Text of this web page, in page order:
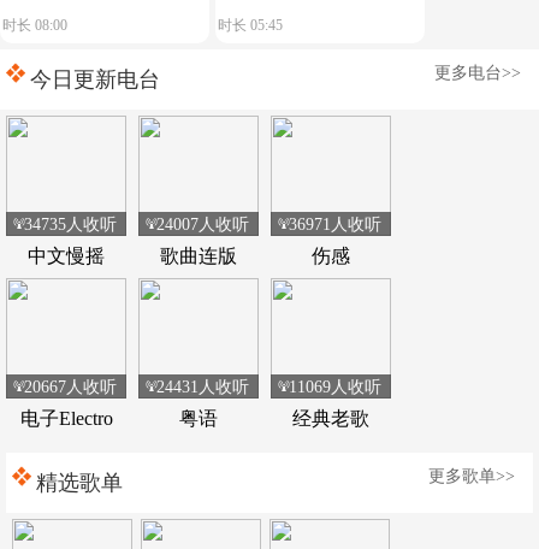
飙车载热舞嗨翻全程
时长 08:00 皮耶皮耶(DjHzai
鼓)
时长 05:45
今日更新电台 更多电台>>
中文慢摇
34735人收听
歌曲连版
24007人收听
伤感
36971人收听
电子Electro
20667人收听
粤语
24431人收听
经典老歌
11069人收听
精选歌单 更多歌单>>